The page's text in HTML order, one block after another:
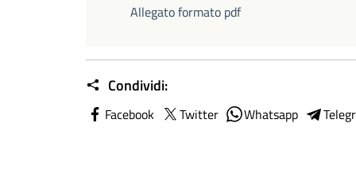
Allegato formato pdf
Condividi:
Facebook Twitter Whatsapp